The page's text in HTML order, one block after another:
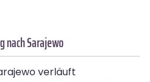
nach Sarajewo
verläuft